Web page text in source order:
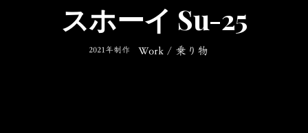
スホーイ Su-25
2021年制作 Work / 乗り物